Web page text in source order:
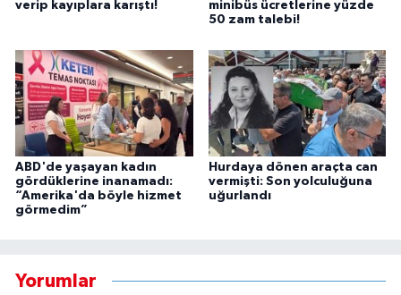
verip kayıplara karıştı!
minibüs ücretlerine yüzde
50 zam talebi!
ABD'de yaşayan kadın
gördüklerine inanamadı:
“Amerika'da böyle hizmet
görmedim”
Hurdaya dönen araçta can
vermişti: Son yolculuğuna
uğurlandı
Yorumlar